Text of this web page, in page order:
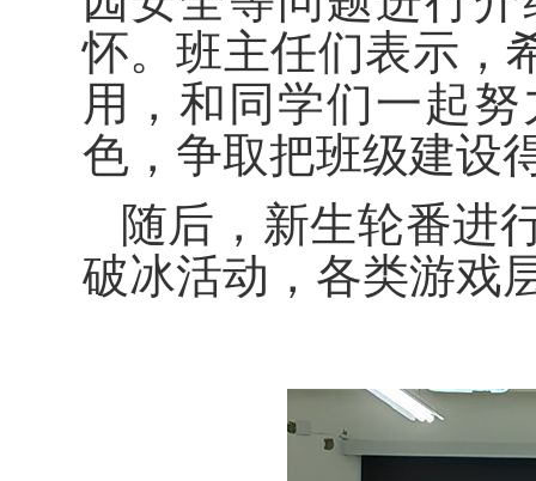
怀。班主任们表示，
用 ，和同学们一起
色，争取把班级建设
随后， 新生轮番进
破冰活动，各类游戏